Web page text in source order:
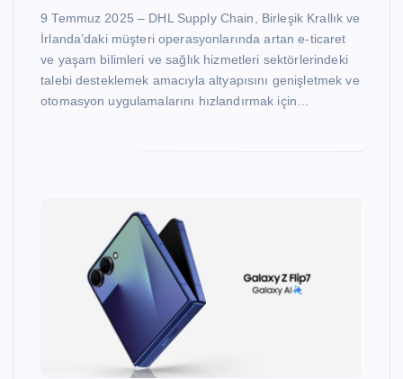
9 Temmuz 2025 – DHL Supply Chain, Birleşik Krallık ve
İrlanda’daki müşteri operasyonlarında artan e-ticaret
ve yaşam bilimleri ve sağlık hizmetleri sektörlerindeki
talebi desteklemek amacıyla altyapısını genişletmek ve
otomasyon uygulamalarını hızlandırmak için…